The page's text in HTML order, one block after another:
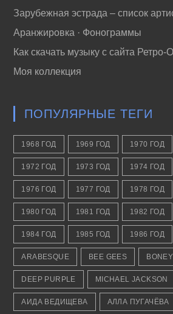
Зарубежная эстрада – список
Аранжировка · Фонограммы
Как скачать музыку с сайта Ретро-
Моя коллекция
ПОПУЛЯРНЫЕ ТЕГИ
1968 ГОД 1969 ГОД 1970 ГОД
1972 ГОД 1973 ГОД 1974 ГОД
1976 ГОД 1977 ГОД 1978 ГОД
1980 ГОД 1981 ГОД 1982 ГОД
1984 ГОД 1985 ГОД 1986 ГОД
ARABESQUE BEE GEES
DEEP PURPLE MICHAEL JACKSON
АИДА ВЕДИЩЕВА АЛЛА ПУГАЧЁВА